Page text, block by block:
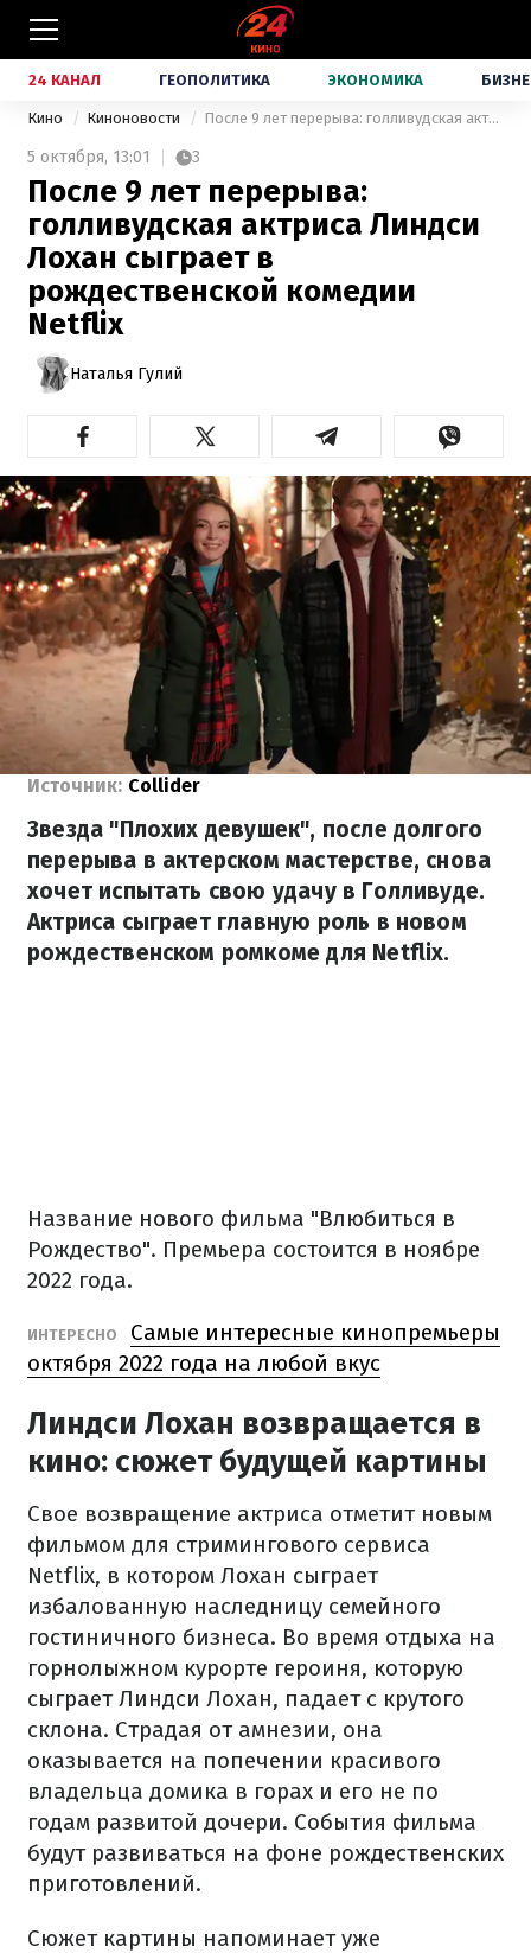
24 КАНАЛ ГЕОПОЛИТИКА ЭКОНОМИКА
Кино Киноновости После 9 лет перерыва: голливудская актриса Линдси Лохан сыграет в рождественской комедии Netflix
5 октября, 13:01 3
После 9 лет перерыва:
голливудская актриса Линдси
Лохан сыграет в
рождественской комедии
Netflix
Наталья Гулий
Источник: Collider
Звезда "Плохих девушек", после долгого
перерыва в актерском мастерстве, снова
хочет испытать свою удачу в Голливуде.
Актриса сыграет главную роль в новом
рождественском ромкоме для Netflix.
Название нового фильма "Влюбиться в
Рождество". Премьера состоится в ноябре
2022 года.
ИНТЕРЕСНО
Самые интересные кинопремьеры
октября 2022 года на любой вкус
Линдси Лохан возвращается в
кино: сюжет будущей картины
Свое возвращение актриса отметит новым
фильмом для стримингового сервиса
Netflix, в котором Лохан сыграет
избалованную наследницу семейного
гостиничного бизнеса. Во время отдыха на
горнолыжном курорте героиня, которую
сыграет Линдси Лохан, падает с крутого
склона. Страдая от амнезии, она
оказывается на попечении красивого
владельца домика в горах и его не по
годам развитой дочери. События фильма
будут развиваться на фоне рождественских
приготовлений.
Сюжет картины напоминает уже